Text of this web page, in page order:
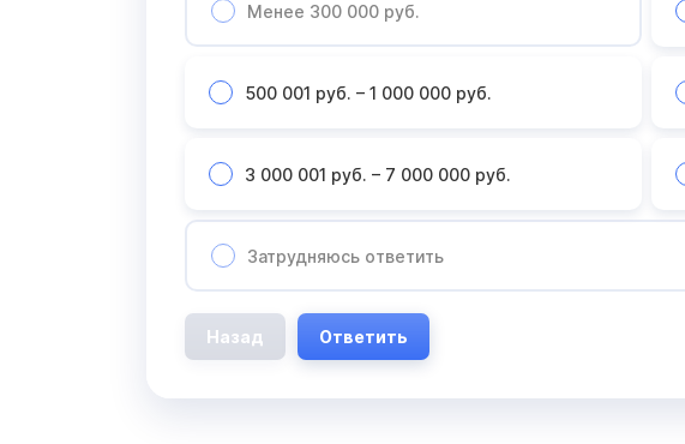
Менее 300 000 руб.
500 001 руб. – 1 000 000 руб.
3 000 001 руб. – 7 000 000 руб.
Затрудняюсь ответить
Назад Ответить